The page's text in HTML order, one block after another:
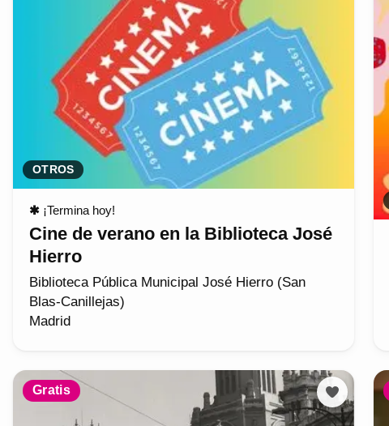
OTROS
✱ ¡Termina hoy!
Cine de verano en la Biblioteca José
Hierro
Biblioteca Pública Municipal José Hierro (San
Blas-Canillejas)
Madrid
Gratis